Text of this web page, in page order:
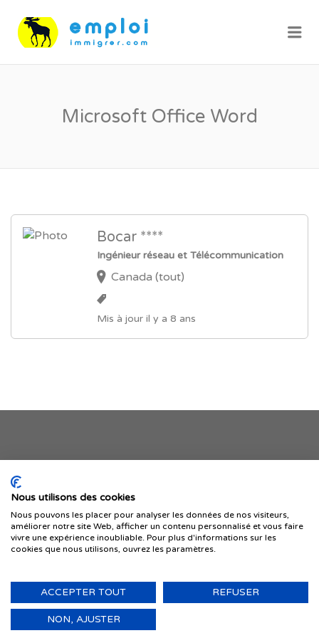
Microsoft Office Word
Bocar ****
Ingénieur réseau et Télécommunication
Canada (tout)
Mis à jour il y a 8 ans
Je publie mon offre
© 1999-2026 IMMIGRER.COM INC. — TOUS DROITS RÉSERVÉS
Nous utilisons des cookies
Nous pouvons les placer pour analyser les données de nos visiteurs,
améliorer notre site Web, afficher un contenu personnalisé et vous faire
vivre une expérience inoubliable. Pour plus d'informations sur les
cookies que nous utilisons, ouvrez les paramètres.
ACCEPTER TOUT REFUSER
NON, AJUSTER